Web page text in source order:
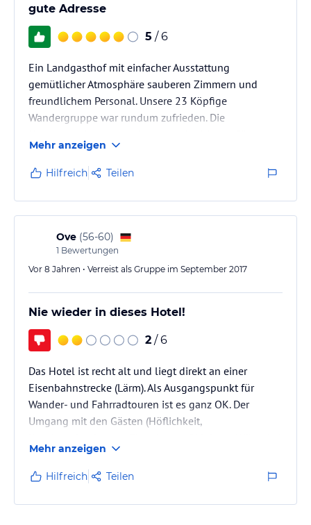
gute Adresse
5 / 6
Ein Landgasthof mit einfacher Ausstattung
gemütlicher Atmosphäre sauberen Zimmern und
freundlichem Personal. Unsere 23 Köpfige
Wandergruppe war rundum zufrieden. Die
Wanderer können wir eine 100%ige
Weiterempfehlung geben.
Mehr anzeigen
Hilfreich Teilen
Ove (56-60)
1 Bewertungen
Vor 8 Jahren • Verreist als Gruppe im September 2017
Nie wieder in dieses Hotel!
2 / 6
Das Hotel ist recht alt und liegt direkt an einer
Eisenbahnstrecke (Lärm). Als Ausgangspunkt für
Wander- und Fahrradtouren ist es ganz OK. Der
Umgang mit den Gästen (Höflichkeit,
ist jedoch völlig indiskutabel.
Mehr anzeigen
Hilfreich Teilen